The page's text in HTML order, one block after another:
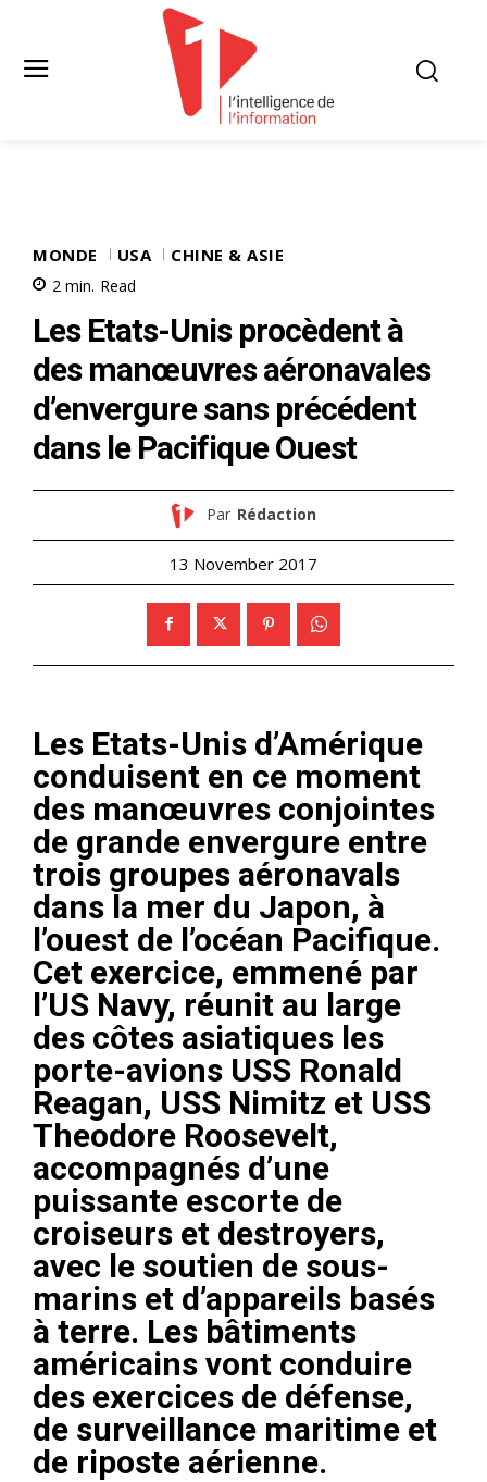
MONDE USA CHINE & ASIE
2 min. Read
Les Etats-Unis procèdent à
des manœuvres aéronavales
d’envergure sans précédent
dans le Pacifique Ouest
Par Rédaction
13 November 2017
Les Etats-Unis d’Amérique
conduisent en ce moment
des manœuvres conjointes
de grande envergure entre
trois groupes aéronavals
dans la mer du Japon, à
l’ouest de l’océan Pacifique.
Cet exercice, emmené par
l’US Navy, réunit au large
des côtes asiatiques les
porte-avions USS Ronald
Reagan, USS Nimitz et USS
Theodore Roosevelt,
accompagnés d’une
puissante escorte de
croiseurs et destroyers,
avec le soutien de sous-
marins et d’appareils basés
à terre. Les bâtiments
américains vont conduire
des exercices de défense,
de surveillance maritime et
de riposte aérienne.